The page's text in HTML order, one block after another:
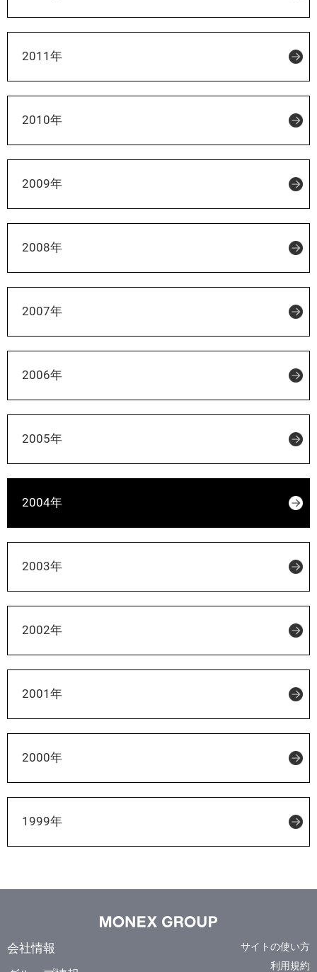
2011年
2010年
2009年
2008年
2007年
2006年
2005年
2004年
2003年
2002年
2001年
2000年
1999年
サイトの使い方
利用規約
会社情報